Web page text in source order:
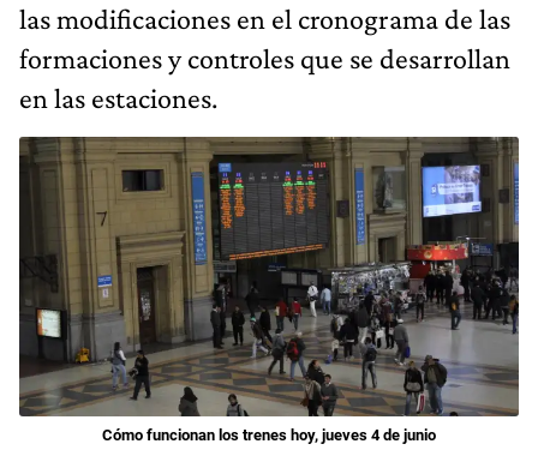
las modificaciones en el cronograma de las
formaciones y controles que se desarrollan
en las estaciones.
Cómo funcionan los trenes hoy, jueves 4 de junio